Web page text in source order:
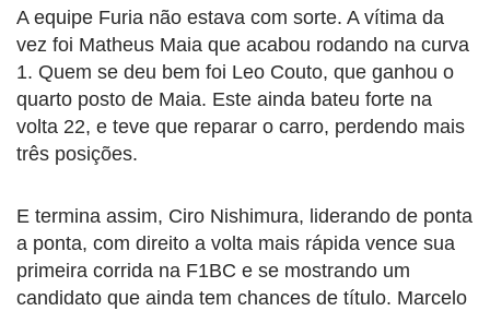
A equipe Furia não estava com sorte. A vítima da
vez foi Matheus Maia que acabou rodando na curva
1. Quem se deu bem foi Leo Couto, que ganhou o
quarto posto de Maia. Este ainda bateu forte na
volta 22, e teve que reparar o carro, perdendo mais
três posições.
E termina assim, Ciro Nishimura, liderando de ponta
a ponta, com direito a volta mais rápida vence sua
primeira corrida na F1BC e se mostrando um
candidato que ainda tem chances de título. Marcelo